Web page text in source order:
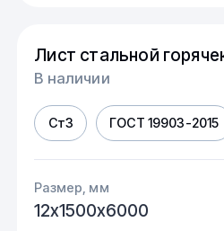
Лист стальной
В наличии
Ст3 ГОСТ 19903-2015
Размер, мм
12х1500х6000